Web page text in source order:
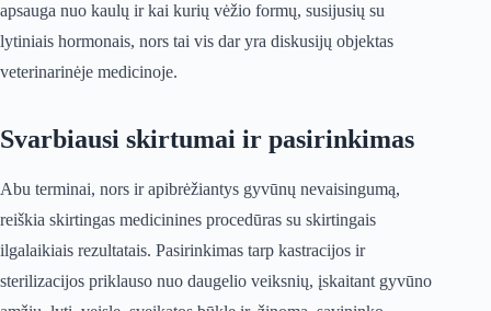
apsauga nuo kaulų ir kai kurių vėžio formų, susijusių su
lytiniais hormonais, nors tai vis dar yra diskusijų objektas
veterinarinėje medicinoje.
Svarbiausi skirtumai ir pasirinkimas
Abu terminai, nors ir apibrėžiantys gyvūnų nevaisingumą,
reiškia skirtingas medicinines procedūras su skirtingais
ilgalaikiais rezultatais. Pasirinkimas tarp kastracijos ir
sterilizacijos priklauso nuo daugelio veiksnių, įskaitant gyvūno